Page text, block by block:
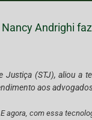
Andrighi
(STJ), aliou a
aos
agora, com essa